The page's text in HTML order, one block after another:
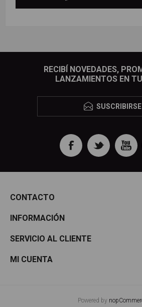
RECIBÍ NOVEDADES,
LANZAMIENTOS EN
SUSCRIBIRSE
CONTACTO
INFORMACIÓN
SERVICIO AL CLIENTE
MI CUENTA
Powered by